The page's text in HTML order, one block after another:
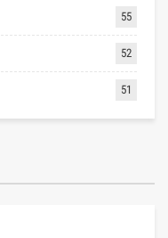
55
52
51